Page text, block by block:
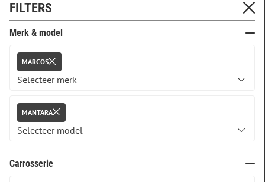
FILTERS
Merk & model
MARCOS
MANTARA
Carrosserie